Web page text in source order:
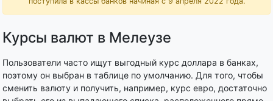
Курсы валют в Мелеузе
Пользователи часто ищут выгодный курс доллара в банках,
поэтому он выбран в таблице по умолчанию. Для того, чтобы
сменить валюту и получить, например, курс евро, достаточно